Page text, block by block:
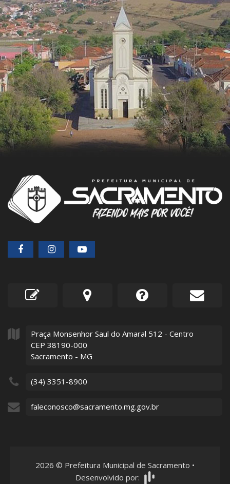
Praça Monsenhor Saul do Amaral 512 - Centro
CEP 38190-000
Sacramento - MG
(34) 3351-8900
faleconosco@sacramento.mg.gov.br
2026 © Prefeitura Municipal de Sacramento •
Desenvolvido por: